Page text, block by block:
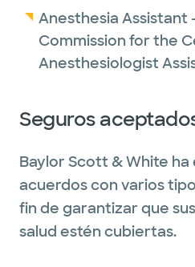
Anesthesia Assistant
Commission for the
Anesthesiologist
Seguros
Baylor Scott & White
acuerdos con varios
fin de garantizar que
salud estén cubiertas.